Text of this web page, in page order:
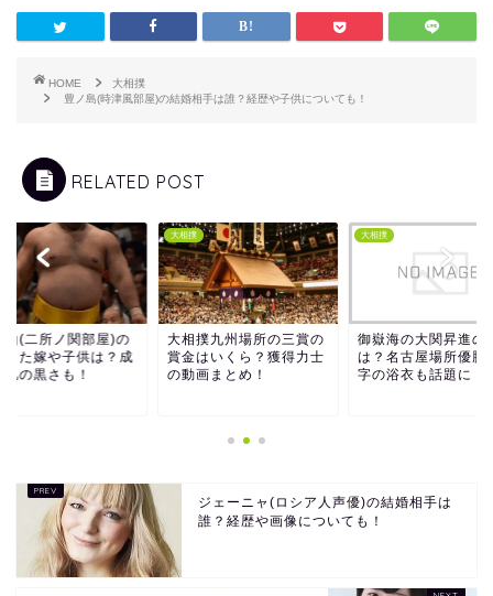
HOME
大相撲
豊ノ島(時津風部屋)の結婚相手は誰？経歴や子供についても！
RELATED POST
山(二所ノ関部屋)の
した嫁や子供は？成
肌の黒さも！
大相撲
大相撲九州場所の三賞の
賞金はいくら？獲得力士
の動画まとめ！
大相撲
御嶽海の大関昇進の
は？名古屋場所優勝
字の浴衣も話題に！
ジェーニャ(ロシア人声優)の結婚相手は
誰？経歴や画像についても！